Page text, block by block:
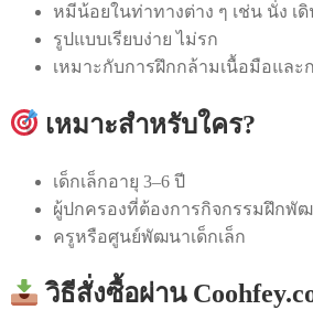
หมีน้อยในท่าทางต่าง ๆ เช่น นั่ง เ
รูปแบบเรียบง่าย ไม่รก
เหมาะกับการฝึกกล้ามเนื้อมือแล
เหมาะสำหรับใคร?
เด็กเล็กอายุ 3–6 ปี
ผู้ปกครองที่ต้องการกิจกรรมฝึกพั
ครูหรือศูนย์พัฒนาเด็กเล็ก
วิธีสั่งซื้อผ่าน